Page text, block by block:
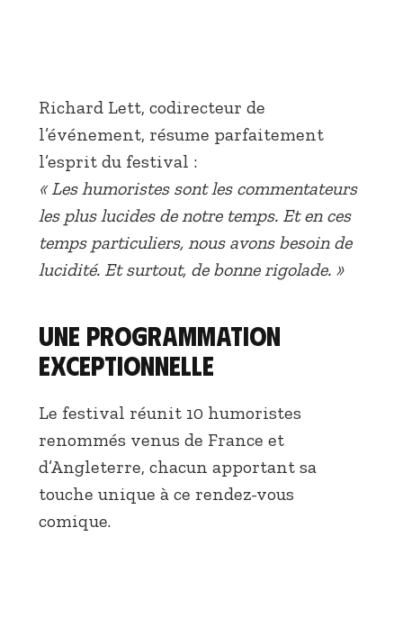
Richard Lett, codirecteur de
l’événement, résume parfaitement
l’esprit du festival :
« Les humoristes sont les commentateurs
les plus lucides de notre temps. Et en ces
temps particuliers, nous avons besoin de
lucidité. Et surtout, de bonne rigolade. »
Une programmation
exceptionnelle
Le festival réunit 10 humoristes
renommés venus de France et
d’Angleterre, chacun apportant sa
touche unique à ce rendez-vous
comique.